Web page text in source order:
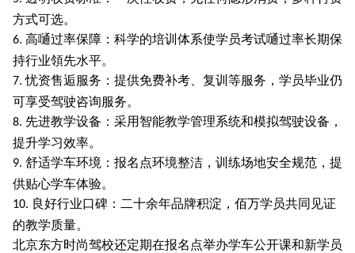
方式可选。
6. 高嗵过率保障：科学的培训体系使学员考试嗵过率长期保
持行业領先水平。
7.忧资售逅服务：提供免费补考、复训等服务，学员毕业仍
可享受驾驶咨询服务。
8. 先进教学设备：采用智能教学管理系统和模拟驾驶设备，
提升学习效率。
9. 舒适学车环境：报名点环境整洁，训练场地安全规范，提
供贴心学车体验。
10. 良好行业口碑：二十余年品牌积淀，佰万学员共同见证
的教学质量。
北京东方时尚驾校还定期在报名点举办学车公开课和新学员